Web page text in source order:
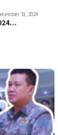
31, 2024